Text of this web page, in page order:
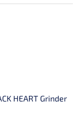
HEART Grinder